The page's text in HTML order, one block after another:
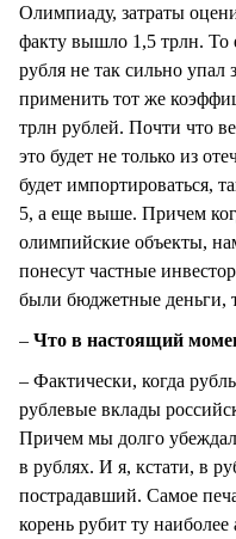
Олимпиаду, затраты
факту вышло 1,5 трлн. То
рубля не так сильно упал
применить тот же
трлн рублей. Почти что
это будет не только из
будет импортироваться,
5, а еще выше. Причем
олимпийские объекты,
понесут частные
были бюджетные деньги,
– Что в настоящий
– Фактически, когда
рублевые вклады
Причем мы долго
в рублях. И я, кстати, в
пострадавший. Самое
корень рубит ту